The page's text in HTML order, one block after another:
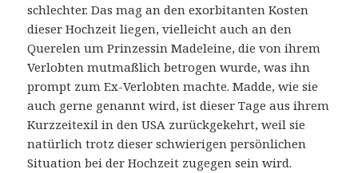
schlechter. Das mag an den exorbitanten Kosten
dieser Hochzeit liegen, vielleicht auch an den
Querelen um Prinzessin Madeleine, die von ihrem
Verlobten mutmaßlich betrogen wurde, was ihn
prompt zum Ex-Verlobten machte. Madde, wie sie
auch gerne genannt wird, ist dieser Tage aus ihrem
Kurzzeitexil in den USA zurückgekehrt, weil sie
natürlich trotz dieser schwierigen persönlichen
Situation bei der Hochzeit zugegen sein wird.